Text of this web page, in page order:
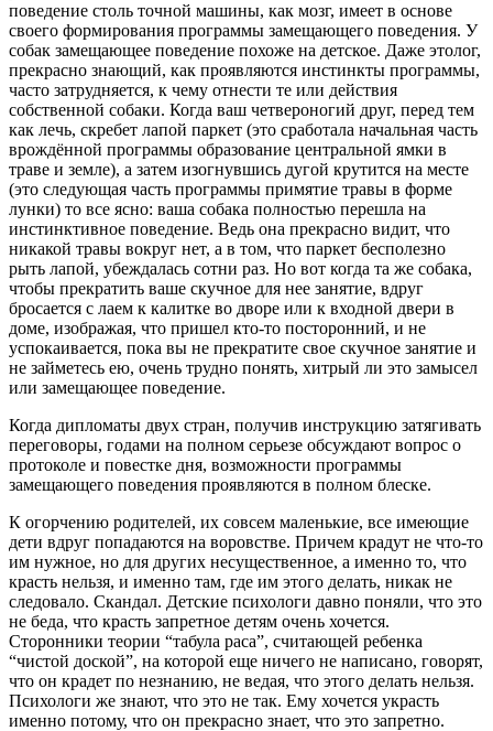
поведение столь точной машины, как мозг, имеет в основе
своего формирования программы замещающего поведения. У
собак замещающее поведение похоже на детское. Даже этолог,
прекрасно знающий, как проявляются инстинкты программы,
часто затрудняется, к чему отнести те или действия
собственной собаки. Когда ваш четвероногий друг, перед тем
как лечь, скребет лапой паркет (это сработала начальная часть
врождённой программы образование центральной ямки в
траве и земле), а затем изогнувшись дугой крутится на месте
(это следующая часть программы примятие травы в форме
лунки) то все ясно: ваша собака полностью перешла на
инстинктивное поведение. Ведь она прекрасно видит, что
никакой травы вокруг нет, а в том, что паркет бесполезно
рыть лапой, убеждалась сотни раз. Но вот когда та же собака,
чтобы прекратить ваше скучное для нее занятие, вдруг
бросается с лаем к калитке во дворе или к входной двери в
доме, изображая, что пришел кто-то посторонний, и не
успокаивается, пока вы не прекратите свое скучное занятие и
не займетесь ею, очень трудно понять, хитрый ли это замысел
или замещающее поведение.
Когда дипломаты двух стран, получив инструкцию затягивать
переговоры, годами на полном серьезе обсуждают вопрос о
протоколе и повестке дня, возможности программы
замещающего поведения проявляются в полном блеске.
К огорчению родителей, их совсем маленькие, все имеющие
дети вдруг попадаются на воровстве. Причем крадут не что-то
им нужное, но для других несущественное, а именно то, что
красть нельзя, и именно там, где им этого делать, никак не
следовало. Скандал. Детские психологи давно поняли, что это
не беда, что красть запретное детям очень хочется.
Сторонники теории “табула раса”, считающей ребенка
“чистой доской”, на которой еще ничего не написано, говорят,
что он крадет по незнанию, не ведая, что этого делать нельзя.
Психологи же знают, что это не так. Ему хочется украсть
именно потому, что он прекрасно знает, что это запретно.